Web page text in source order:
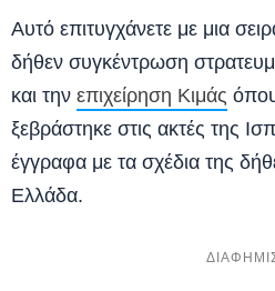
Αυτό επιτυγχάνετε με μια
δήθεν συγκέντρωση
και την επιχείρηση Κιμάς
ξεβράστηκε στις ακτές της
έγγραφα με τα σχέδια της
Ελλάδα.